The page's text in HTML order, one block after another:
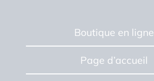
Boutique en ligne
Page d’accueil